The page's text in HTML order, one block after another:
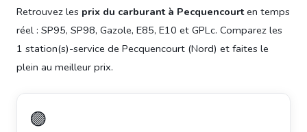
Retrouvez les prix du carburant à Pecquencourten temps
réel : SP95, SP98, Gazole, E85, E10 et GPLc. Comparez les
1 station(s)-service de Pecquencourt (Nord) et faites le
plein au meilleur prix.
🟣